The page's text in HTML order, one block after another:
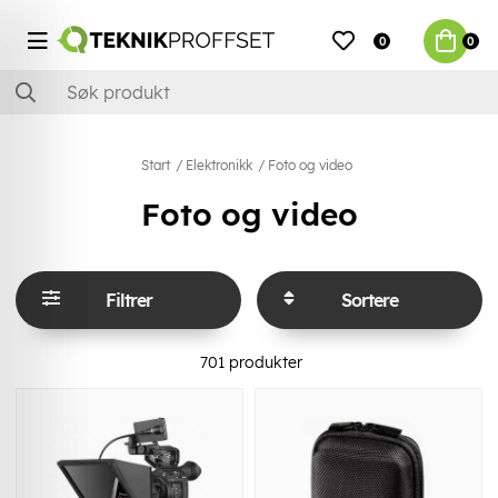
0 0
Start Elektronikk Foto og video
Foto og video
Filtrer Sortere
701 produkter